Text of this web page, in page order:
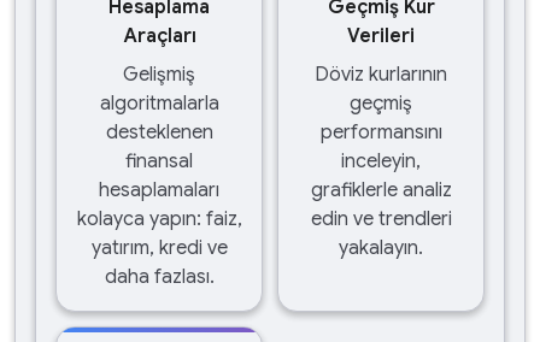
Hesaplama
Araçları
Gelişmiş
algoritmalarla
desteklenen
finansal
hesaplamaları
kolayca yapın: faiz,
yatırım, kredi ve
daha fazlası.
Geçmiş Kur
Verileri
Döviz kurlarının
geçmiş
performansını
inceleyin,
grafiklerle analiz
edin ve trendleri
yakalayın.